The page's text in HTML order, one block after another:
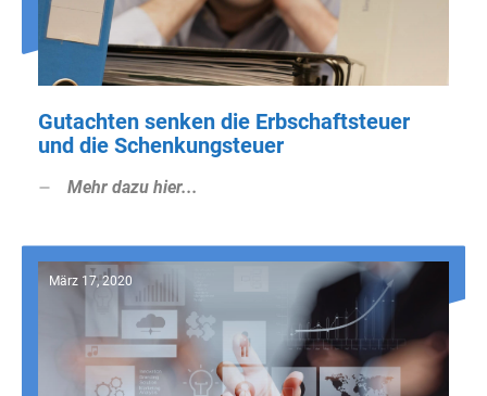
Gutachten senken die Erbschaftsteuer
und die Schenkungsteuer
Mehr dazu hier...
März 17, 2020